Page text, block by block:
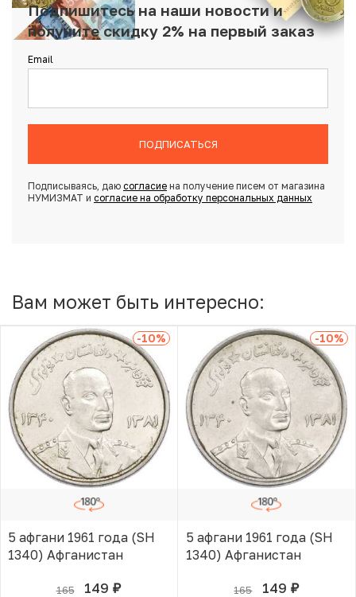
Подпишитесь на наши новости и
получите скидку 2% на первый заказ
Email
ПОДПИСАТЬСЯ
Подписываясь, даю согласиена получение писем от магазина
НУМИЗМАТ и согласие на обработку персональных данных
Вам может быть интересно:
-10%
5 афгани 1961 года (SH
1340) Афганистан
165 149 руб.
В КОРЗИНЕ
-10%
5 афгани 1961 года (SH
1340) Афганистан
165 149 руб.
В КОРЗИНЕ